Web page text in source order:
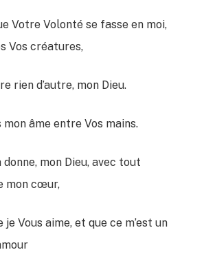
Votre Volonté se fasse en moi,
Vos créatures,
rien d’autre, mon Dieu.
mon âme entre Vos mains.
donne, mon Dieu, avec tout
mon cœur,
je Vous aime, et que ce m’est un